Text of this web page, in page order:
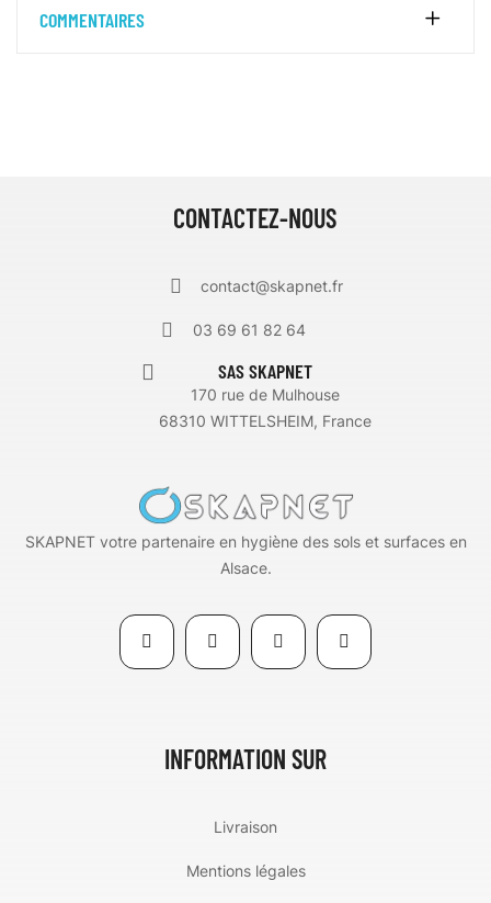
COMMENTAIRES
CONTACTEZ-NOUS
contact@skapnet.fr
03 69 61 82 64
SAS SKAPNET
170 rue de Mulhouse
68310 WITTELSHEIM, France
SKAPNET votre partenaire en hygiène des sols et surfaces en
Alsace.
INFORMATION SUR
Livraison
Mentions légales